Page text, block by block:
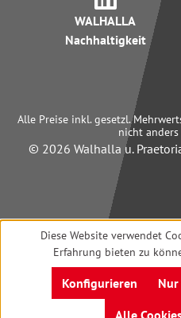
WALHALLA
Nachhaltigkeit
Alle Preise inkl. gesetzl.
nicht
© 2026 Walhalla u.
Diese Website verwendet
Erfahrung bieten zu
Konfigurieren
Alle